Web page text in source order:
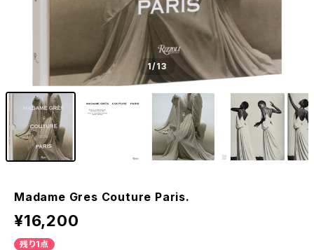
1/13
Madame Gres Couture Paris.
¥16,200
残り1点